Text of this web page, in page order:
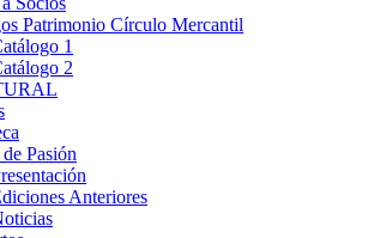
Patrimonio Círculo Mercantil
1
2
Pasión
Anteriores